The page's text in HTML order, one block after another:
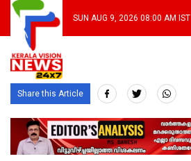
SUN AUG 9, 2026 08:00 AM IST
Share this Article